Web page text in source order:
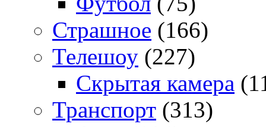
Страшное (166)
Телешоу (227)
Скрытая камера
Транспорт (313)